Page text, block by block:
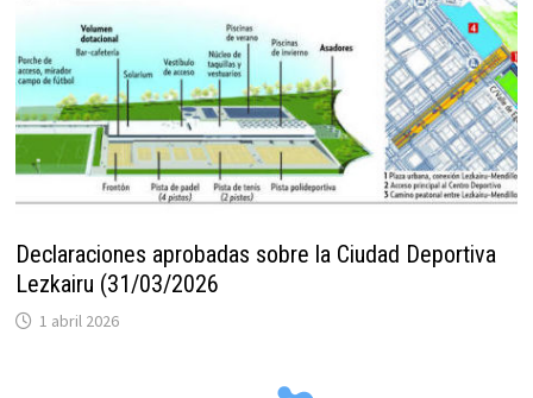
Declaraciones aprobadas sobre la Ciudad Deportiva
Lezkairu (31/03/2026
1 abril 2026